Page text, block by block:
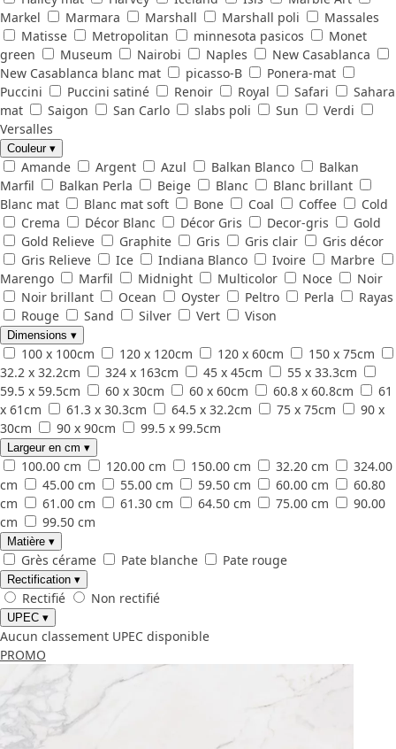
Markel
Marmara Marshall Marshall poli
Massales
Matisse
Metropolitan minnesota pasicos
Monet
green
Museum Nairobi Naples
New Casablanca
New Casablanca blanc mat
picasso-B
Ponera-mat
Puccini
Puccini satiné Renoir Royal Safari
Sahara
mat
Saigon San Carlo slabs poli Sun
Verdi
Versalles
Couleur ▾
Amande Argent Azul Balkan Blanco
Balkan
Marfil
Balkan Perla Beige Blanc
Blanc brillant
Blanc mat
Blanc mat soft Bone Coal Coffee
Cold
Crema
Décor Blanc Décor Gris Decor-gris
Gold
Gold Relieve
Graphite Gris Gris clair
Gris décor
Gris Relieve
Ice Indiana Blanco Ivoire
Marbre
Marengo
Marfil Midnight Multicolor Noce
Noir
Noir brillant
Ocean Oyster Peltro Perla
Rayas
Rouge
Sand Silver Vert Vison
Dimensions ▾
100 x 100cm 120 x 120cm 120 x 60cm
150 x 75cm
32.2 x 32.2cm
324 x 163cm 45 x 45cm
55 x 33.3cm
59.5 x 59.5cm
60 x 30cm 60 x 60cm 60.8 x 60.8cm
61
x 61cm
61.3 x 30.3cm 64.5 x 32.2cm 75 x 75cm
90 x
30cm
90 x 90cm 99.5 x 99.5cm
Largeur en cm ▾
100.00 cm 120.00 cm 150.00 cm 32.20 cm
324.00
cm
45.00 cm 55.00 cm 59.50 cm 60.00 cm
60.80
cm
61.00 cm 61.30 cm 64.50 cm 75.00 cm
90.00
cm
99.50 cm
Matière ▾
Grès cérame Pate blanche Pate rouge
Rectification ▾
Rectifié Non rectifié
UPEC ▾
Aucun classement UPEC disponible
PROMO